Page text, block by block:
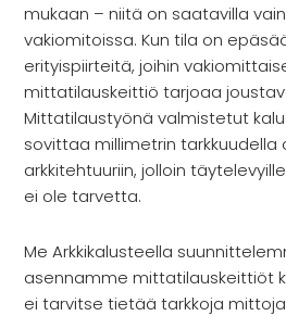
mukaan – niitä on saatavilla
vakiomitoissa. Kun tila on
erityispiirteitä, joihin
mittatilauskeittiö tarjoaa
Mittatilaustyönä valmistetut
sovittaa millimetrin tarkkuudella
arkkitehtuuriin, jolloin
ei ole tarvetta.
Me Arkkikalusteella
asennamme mittatilauskeittiöt
ei tarvitse tietää tarkkoja mittoja